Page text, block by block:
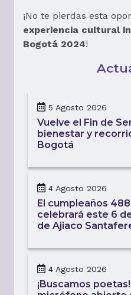
¡No te pierdas esta
experiencia cultural
Bogotá 2024!
5 Agosto 2026
Vuelve el Fin de
bienestar y
Bogotá
4 Agosto 2026
El cumpleaños
celebrará este 6
de Ajiaco
4 Agosto 2026
¡Buscamos